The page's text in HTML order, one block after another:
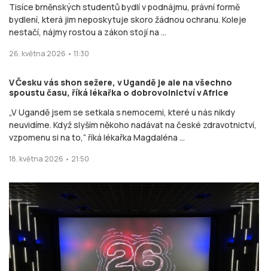
Tisíce brněnských studentů bydlí v podnájmu, právní formě
bydlení, která jim neposkytuje skoro žádnou ochranu. Koleje
nestačí, nájmy rostou a zákon stojí na ...
26. května 2026 • 11:30
V Česku vás shon sežere, v Ugandě je ale na všechno
spoustu času, říká lékařka o dobrovolnictví v Africe
„V Ugandě jsem se setkala s nemocemi, které u nás nikdy
neuvidíme. Když slyším někoho nadávat na české zdravotnictví,
vzpomenu si na to,“ říká lékařka Magdaléna ...
18. května 2026 • 21:50